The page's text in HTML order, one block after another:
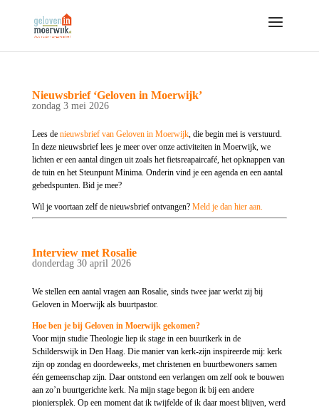
Nieuwsbrief ‘Geloven in Moerwijk’
zondag 3 mei 2026
Lees de nieuwsbrief van Geloven in Moerwijk, die begin mei is verstuurd.
In deze nieuwsbrief lees je meer over onze activiteiten in Moerwijk, we
lichten er een aantal dingen uit zoals het fietsreapaircafé, het opknappen van
de tuin en het Steunpunt Minima. Onderin vind je een agenda en een aantal
gebedspunten. Bid je mee?
Wil je voortaan zelf de nieuwsbrief ontvangen? Meld je dan hier aan.
Interview met Rosalie
donderdag 30 april 2026
We stellen een aantal vragen aan Rosalie, sinds twee jaar werkt zij bij
Geloven in Moerwijk als buurtpastor.
Hoe ben je bij Geloven in Moerwijk gekomen?
Voor mijn studie Theologie liep ik stage in een buurtkerk in de
Schilderswijk in Den Haag. Die manier van kerk‑zijn inspireerde mij: kerk
zijn op zondag en doordeweeks, met christenen en buurtbewoners samen
één gemeenschap zijn. Daar ontstond een verlangen om zelf ook te bouwen
aan zo’n buurtgerichte kerk. Na mijn stage begon ik bij een andere
pioniersplek. Op een moment dat ik twijfelde of ik daar moest blijven, werd